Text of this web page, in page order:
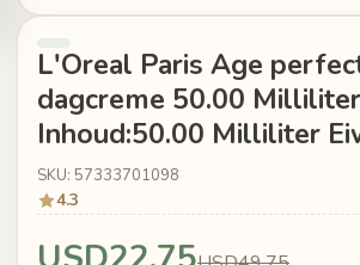
L'Oreal Paris Age
dagcreme 50.00 Milliliter
Inhoud:50.00 Milliliter
SKU: 57333701098
4.3